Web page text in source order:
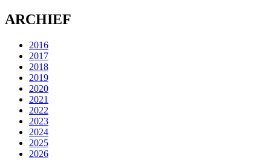
ARCHIEF
2016
2017
2018
2019
2020
2021
2022
2023
2024
2025
2026